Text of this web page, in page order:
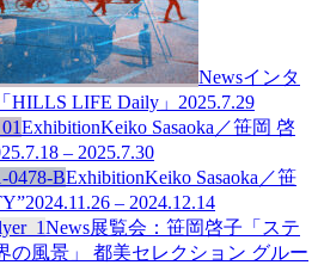
Newsインタ
HILLS LIFE Daily」 2025.7.29
ExhibitionKeiko Sasaoka／笹岡 啓
– 2025.7.30
ExhibitionKeiko Sasaoka／笹
2024.11.26 – 2024.12.14
News展覧会：笹岡啓子「ステ
の風景」 都美セレクション グルー